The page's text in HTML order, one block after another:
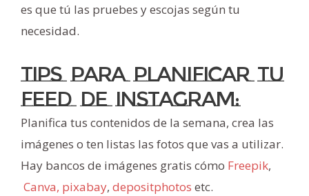
es que tú las pruebes y escojas según tu
necesidad.
Tips para planificar tu
feed de instagram:
Planifica tus contenidos de la semana, crea las
imágenes o ten listas las fotos que vas a utilizar.
Hay bancos de imágenes gratis cómo Freepik,
Canva, pixabay, depositphotos etc.